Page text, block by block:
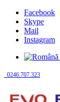
Facebook
Skype
Mail
Instagram
0246.707.323